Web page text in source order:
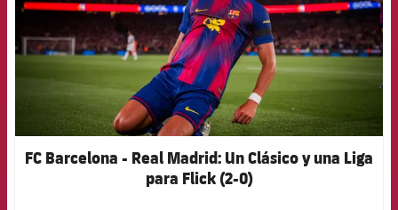
FC Barcelona - Real Madrid: Un Clásico y una Liga
para Flick (2-0)